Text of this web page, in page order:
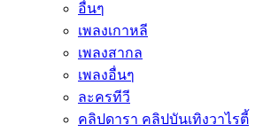
อื่นๆ
เพลงเกาหลี
เพลงสากล
เพลงอื่นๆ
ละครทีวี
คลิปดารา คลิปบันเทิงวาไรตี้